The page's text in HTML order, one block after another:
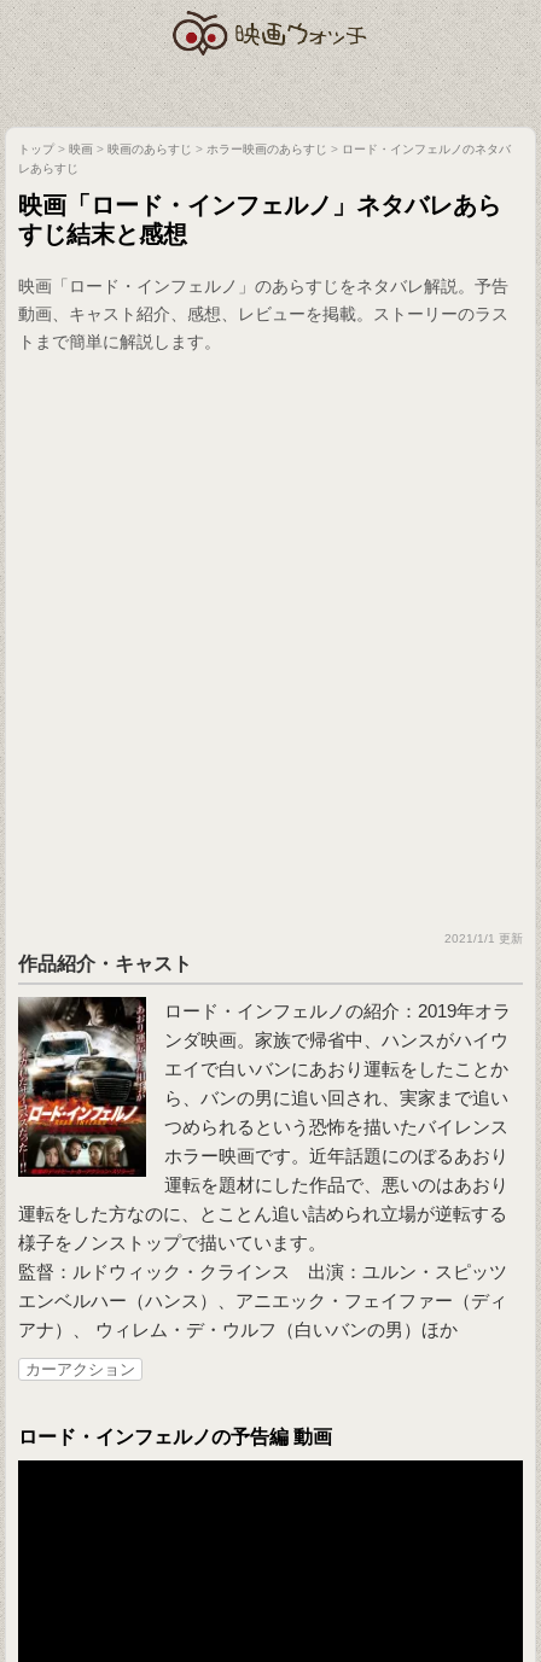
トップ>映画 >映画のあらすじ > ホラー映画のあらすじ > ロード・インフェルノのネタバ
レあらすじ
映画「ロード・インフェルノ」ネタバレあら
すじ結末と感想
映画「ロード・インフェルノ」のあらすじをネタバレ解説。予告
動画、キャスト紹介、感想、レビューを掲載。ストーリーのラス
トまで簡単に解説します。
2021/1/1 更新
作品紹介・キャスト
ロード・インフェルノの紹介：2019年オラ
ンダ映画。家族で帰省中、ハンスがハイウ
エイで白いバンにあおり運転をしたことか
ら、バンの男に追い回され、実家まで追い
つめられるという恐怖を描いたバイレンス
ホラー映画です。近年話題にのぼるあおり
運転を題材にした作品で、悪いのはあおり
運転をした方なのに、とことん追い詰められ立場が逆転する
様子をノンストップで描いています。
監督：ルドウィック・クラインス 出演：ユルン・スピッツ
エンベルハー（ハンス）、アニエック・フェイファー（ディ
アナ）、 ウィレム・デ・ウルフ（白いバンの男）ほか
カーアクション
ロード・インフェルノの予告編 動画